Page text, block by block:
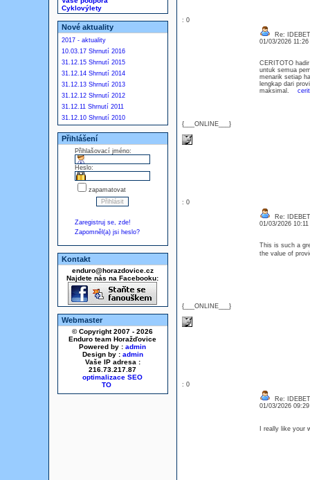
Cyklovýlety
Nové aktuality
2017 - aktuality
10.03.17 Shrnutí 2016
31.12.15 Shrnutí 2015
31.12.14 Shrnutí 2014
31.12.13 Shrnutí 2013
31.12.12 Shrnutí 2012
31.12.11 Shrnutí 2011
31.12.10 Shrnutí 2010
Přihlášení
Přihlašovací jméno:
Heslo:
zapamatovat
Zaregistruj se, zde!
Zapomněl(a) jsi heslo?
Kontakt
enduro@horazdovice.cz
Najdete nás na Facebooku:
Webmaster
© Copyright 2007 - 2026
Enduro team Horažďovice
Powered by : admin
Design by : admin
Vaše IP adresa :
216.73.217.87
optimalizace SEO
: 0
{___ONLINE___}
Re: IDEBET
01/03/2026
CERITOTO
untuk semua
menarik setiap
lengkap dari
maksimal.
: 0
{___ONLINE___}
Re: IDEBET
01/03/2026
This is such a
the value of
: 0
Re: IDEBET
01/03/2026
I really like